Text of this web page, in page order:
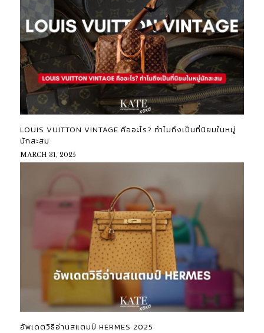
LOUIS VUITTON VINTAGE คืออะไร? ทำไมถึงเป็นที่นิยมในหมู่
นักสะสม
MARCH 31, 2025
อัพเดตวิธีอ่านสแตมป์ HERMES 2025